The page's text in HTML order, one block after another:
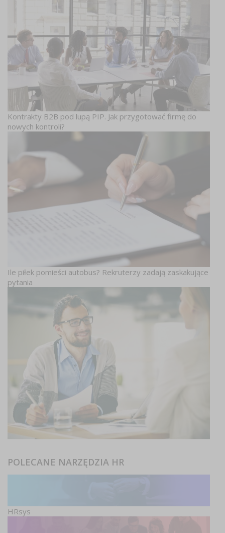
Kontrakty B2B pod lupą PIP. Jak przygotować firmę do
nowych kontroli?
Ile piłek pomieści autobus? Rekruterzy zadają zaskakujące
pytania
POLECANE NARZĘDZIA HR
HRsys